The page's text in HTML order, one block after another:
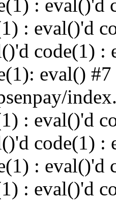
: eval()'d
: eval()'d
code(1) :
eval() #7
: eval()'d
code(1) :
: eval()'d
: eval()'d